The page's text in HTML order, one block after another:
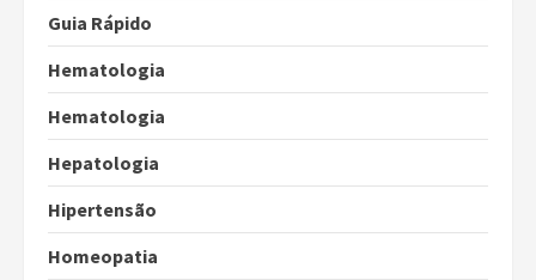
Guia Rápido
Hematologia
Hematologia
Hepatologia
Hipertensão
Homeopatia